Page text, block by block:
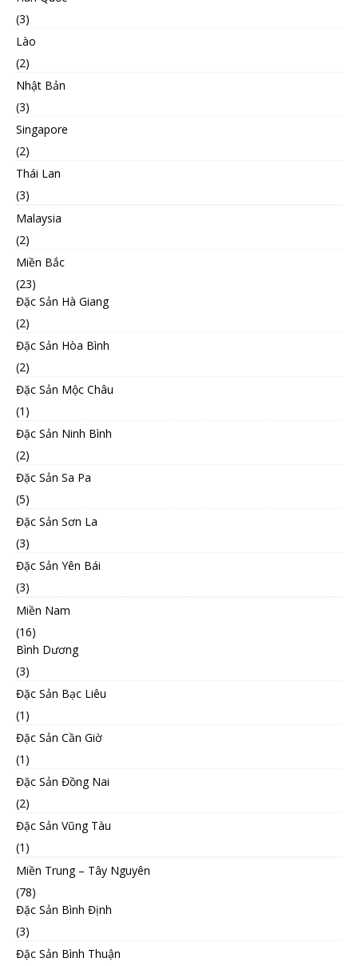
(3)
Lào
(2)
Nhật Bản
(3)
Singapore
(2)
Thái Lan
(3)
Malaysia
(2)
Miền Bắc
(23)
Đặc Sản Hà Giang
(2)
Đặc Sản Hòa Bình
(2)
Đặc Sản Mộc Châu
(1)
Đặc Sản Ninh Bình
(2)
Đặc Sản Sa Pa
(5)
Đặc Sản Sơn La
(3)
Đặc Sản Yên Bái
(3)
Miền Nam
(16)
Bình Dương
(3)
Đặc Sản Bạc Liêu
(1)
Đặc Sản Cần Giờ
(1)
Đặc Sản Đồng Nai
(2)
Đặc Sản Vũng Tàu
(1)
Miền Trung – Tây Nguyên
(78)
Đặc Sản Bình Định
(3)
Đặc Sản Bình Thuận